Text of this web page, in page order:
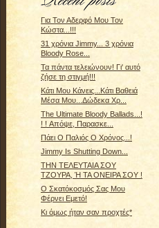
Για Τον Αδερφό Μου Τον
Κώστα...!!!
31 χρόνια Jimmy... 3 χρόνια
Bloody Rose...
Τα πάντα τελειώνουν! Γι' αυτό
ζήσε τη στιγμή!!!
Κάτι Μου Κάνεις...Κάτι Βαθειά
Μέσα Μου...Δώδεκα Χρ...
The Ultimate Bloody Ballads...!
! ! Απόψε, Παρασκε...
Πάει Ο Παλιός Ο Χρόνος...!
Jimmy Is Shutting Down...
ΤΗΝ ΤΕΛΕΥΤΑΙΑ ΣΟΥ
ΤΖΟΥΡΑ, Ή ΤΑ ΟΝΕΙΡΑ ΣΟΥ !
Ο Σκατόκοσμός Σας Μου
Φέρνει Εμετό!
Κι όμως ήταν σαν προχτές*